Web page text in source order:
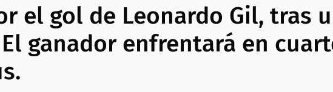
el gol de Leonardo Gil, tras
ganador enfrentará en